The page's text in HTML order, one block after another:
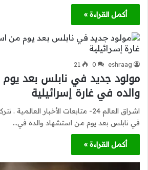
أكمل القراءة »
eshraag
0
21
مولود جديد في نابلس بعد
والده في غارة إسرائيلية
اشراق العالم 24- متابعات الأخبار
في نابلس بعد يوم من استشهاد والده في…
أكمل القراءة »